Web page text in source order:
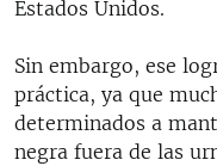
Estados Unidos.
Sin embargo, ese
práctica, ya que
determinados a
negra fuera de las